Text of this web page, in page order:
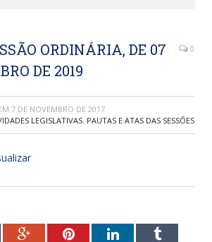
ORDINÁRIA, DE 07
DE 2019
0
7 DE NOVEMBRO DE 2017
LEGISLATIVAS, PAUTAS E ATAS DAS SESSÕES
Google+PinterestLinkedInTumblr